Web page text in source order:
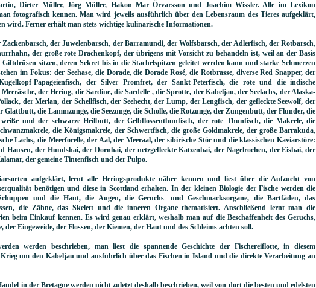
Dieter Müller, Jörg Müller, Hakon Mar Örvarsson und Joachim Wissler. Alle im Lexikon
fotografisch kennen. Man wird jeweils ausführlich über den Lebensraum des Tieres aufgeklärt,
wird. Ferner erhält man stets wichtige kulinarische Informationen.
der Juwelenbarsch, der Barramundi, der Wolfsbarsch, der Adlerfisch, der Rotbarsch,
der große rote Drachenkopf, der übrigens mit Vorsicht zu behandeln ist, weil an der Basis
Giftdrüsen sitzen, deren Sekret bis in die Stachelspitzen geleitet werden kann und starke Schmerzen
im Fokus: der Seehase, die Dorade, die Dorade Rosé, die Rotbrasse, diverse Red Snapper, der
Papageienfisch, der Silver Promfret, der Sankt-Peterfisch, die rote und die indische
der Hering, die Sardine, die Sardelle , die Sprotte, der Kabeljau, der Seelachs, der Alaska-
der Merlan, der Schellfisch, der Seehecht, der Lump, der Lengfisch, der gefleckte Seewolf, der
Glattbutt, die Lammzunge, die Seezunge, die Scholle, die Rotzunge, der Zungenbutt, der Flunder, die
und der schwarze Heilbutt, der Gelbflossenthunfisch, der rote Thunfisch, die Makrele, die
die Königsmakrele, der Schwertfisch, die große Goldmakrele, der große Barrakuda,
Lachs, die Meerforelle, der Aal, der Meeraal, der sibirische Stör und die klassischen Kaviarstöre:
Hausen, der Hundshai, der Dornhai, der netzgefleckte Katzenhai, der Nagelrochen, der Eishai, der
der gemeine Tintenfisch und der Pulpo.
aufgeklärt, lernt alle Heringsprodukte näher kennen und liest über die Aufzucht von
benötigen und diese in Scottland erhalten. In der kleinen Biologie der Fische werden die
und die Haut, die Augen, die Geruchs- und Geschmacksorgane, die Bartfäden, das
die Zähne, das Skelett und die inneren Organe thematisiert. Anschließend lernt man die
beim Einkauf kennen. Es wird genau erklärt, weshalb man auf die Beschaffenheit des Geruchs,
der Eingeweide, der Flossen, der Kiemen, der Haut und des Schleims achten soll.
werden beschrieben, man liest die spannende Geschichte der Fischereiflotte, in diesem
um den Kabeljau und ausführlich über das Fischen in Island und die direkte Verarbeitung an
in der Bretagne werden nicht zuletzt deshalb beschrieben, weil von dort die besten und edelsten